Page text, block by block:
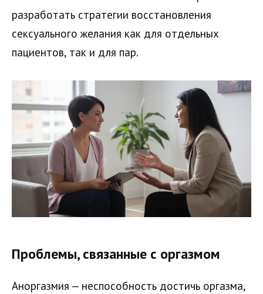
разработать стратегии восстановления
сексуального желания как для отдельных
пациентов, так и для пар.
Проблемы, связанные с оргазмом
Аноргазмия — неспособность достичь оргазма,